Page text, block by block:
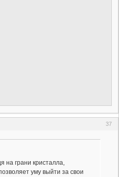
37
на грани кристалла,
уму выйти за свои